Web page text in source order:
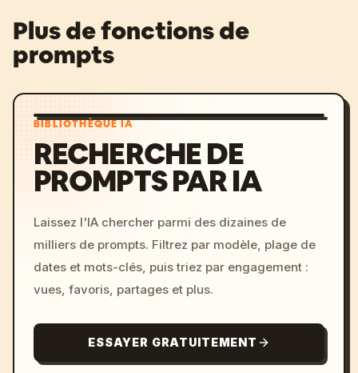
Plus de fonctions de
prompts
BIBLIOTHÈQUE IA
RECHERCHE DE
PROMPTS PAR IA
Laissez l'IA chercher parmi des dizaines de
milliers de prompts. Filtrez par modèle, plage de
dates et mots-clés, puis triez par engagement :
vues, favoris, partages et plus.
ESSAYER GRATUITEMENT